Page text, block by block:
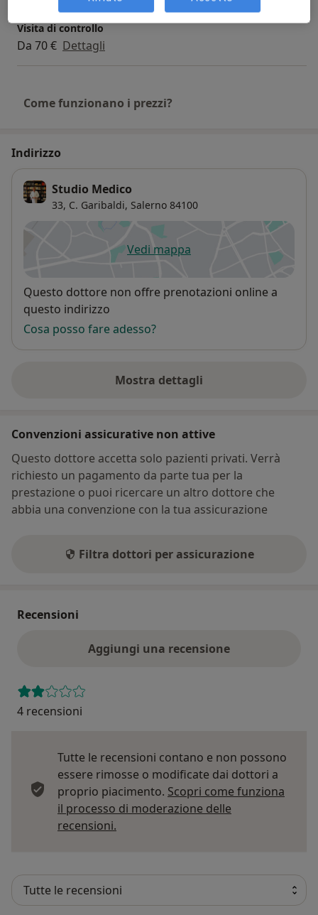
Visita di controllo
Da 70 € Dettagli
Come funzionano i prezzi?
Indirizzo
Studio Medico
33, C. Garibaldi, Salerno 84100
Vedi mappasi apre in una nuova scheda
Disponibilità
Questo dottore non offre prenotazioni online a
questo indirizzo
Cosa posso fare adesso?
Mostra dettagli
sull'indirizzo
Convenzioni assicurative non attive
Questo dottore accetta solo pazienti privati. Verrà
richiesto un pagamento da parte tua per la
prestazione o puoi ricercare un altro dottore che
abbia una convenzione con la tua assicurazione
Filtra dottori per assicurazione
Recensioni
Aggiungi una recensione
4 recensioni
Tutte le recensioni contano e non possono
essere rimosse o modificate dai dottori a
proprio piacimento. Scopri come funziona
il processo di moderazione delle
recensioni.